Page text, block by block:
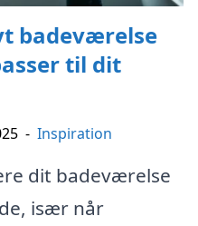
badeværelse
til dit
- Inspiration
dit badeværelse
især når